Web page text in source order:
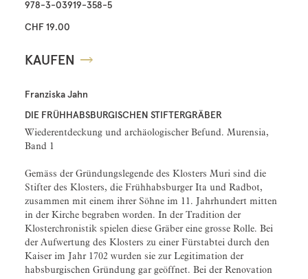
978-3-03919-358-5
CHF 19.00
KAUFEN
Franziska Jahn
DIE FRÜHHABSBURGISCHEN STIFTERGRÄBER
Wiederentdeckung und archäologischer Befund. Murensia,
Band 1
Gemäss der Gründungslegende des Klosters Muri sind die
Stifter des Klosters, die Frühhabsburger Ita und Radbot,
zusammen mit einem ihrer Söhne im 11. Jahrhundert mitten
in der Kirche begraben worden. In der Tradition der
Klosterchronistik spielen diese Gräber eine grosse Rolle. Bei
der Aufwertung des Klosters zu einer Fürstabtei durch den
Kaiser im Jahr 1702 wurden sie zur Legitimation der
habsburgischen Gründung gar geöffnet. Bei der Renovation